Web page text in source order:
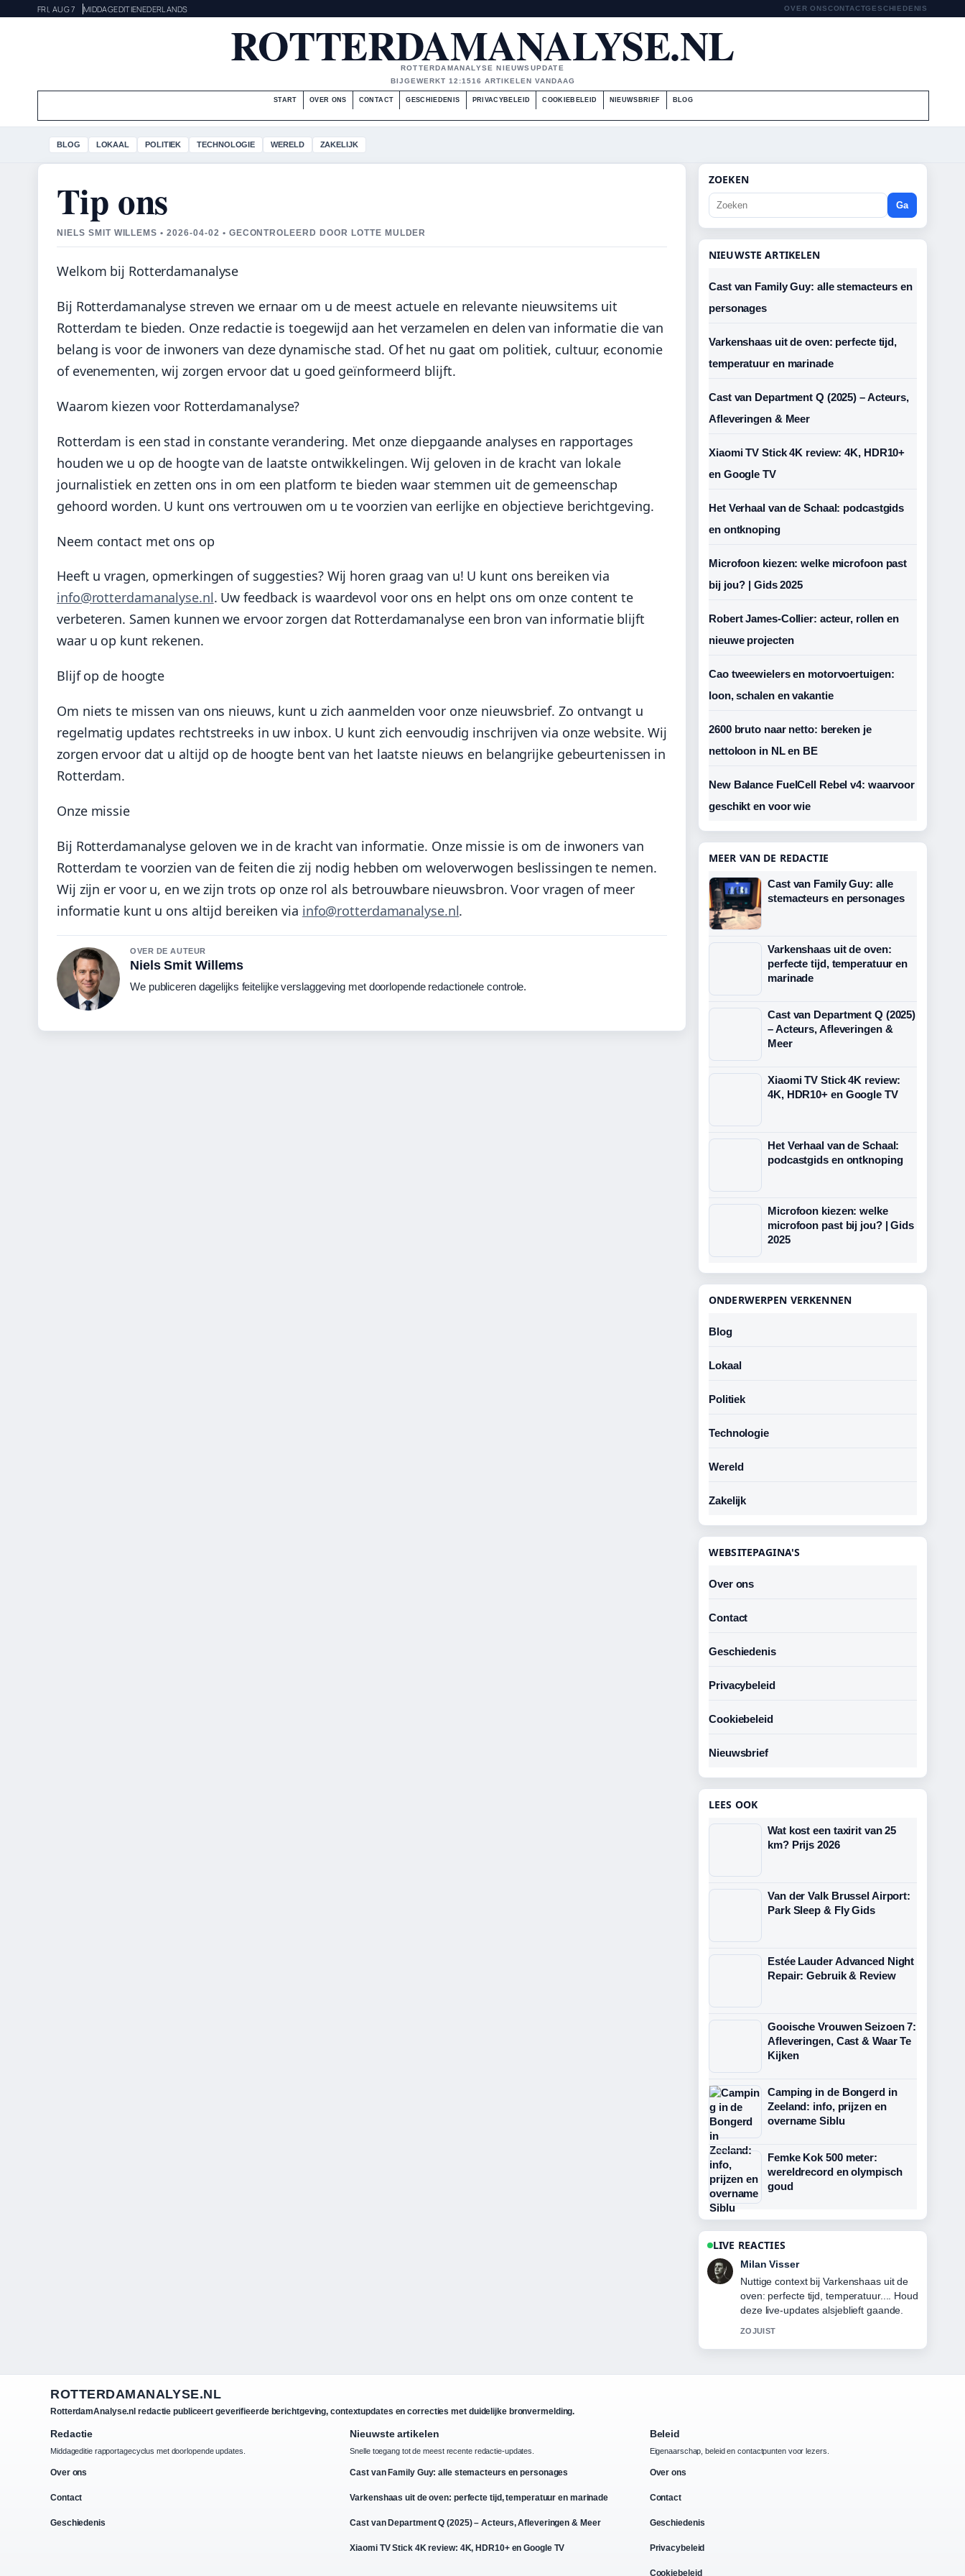
FRI, AUG 7 MIDDAGEDITIENEDERLANDS OVER ONSCONTACTGESCHIEDENIS
ROTTERDAMANALYSE.NL
ROTTERDAMANALYSE NIEUWSUPDATE
BIJGEWERKT 12:1516 ARTIKELEN VANDAAG
START OVER ONS CONTACT GESCHIEDENIS PRIVACYBELEID COOKIEBELEID NIEUWSBRIEF BLOG
BLOG LOKAAL POLITIEK TECHNOLOGIE WERELD ZAKELIJK
Tip ons
NIELS SMIT WILLEMS • 2026-04-02 • GECONTROLEERD DOOR LOTTE MULDER
Welkom bij Rotterdamanalyse
Bij Rotterdamanalyse streven we ernaar om u de meest actuele en relevante nieuwsitems uit
Rotterdam te bieden. Onze redactie is toegewijd aan het verzamelen en delen van informatie die van
belang is voor de inwoners van deze dynamische stad. Of het nu gaat om politiek, cultuur, economie
of evenementen, wij zorgen ervoor dat u goed geïnformeerd blijft.
Waarom kiezen voor Rotterdamanalyse?
Rotterdam is een stad in constante verandering. Met onze diepgaande analyses en rapportages
houden we u op de hoogte van de laatste ontwikkelingen. Wij geloven in de kracht van lokale
journalistiek en zetten ons in om een platform te bieden waar stemmen uit de gemeenschap
gehoord worden. U kunt ons vertrouwen om u te voorzien van eerlijke en objectieve berichtgeving.
Neem contact met ons op
Heeft u vragen, opmerkingen of suggesties? Wij horen graag van u! U kunt ons bereiken via
info@rotterdamanalyse.nl. Uw feedback is waardevol voor ons en helpt ons om onze content te
verbeteren. Samen kunnen we ervoor zorgen dat Rotterdamanalyse een bron van informatie blijft
waar u op kunt rekenen.
Blijf op de hoogte
Om niets te missen van ons nieuws, kunt u zich aanmelden voor onze nieuwsbrief. Zo ontvangt u
regelmatig updates rechtstreeks in uw inbox. U kunt zich eenvoudig inschrijven via onze website. Wij
zorgen ervoor dat u altijd op de hoogte bent van het laatste nieuws en belangrijke gebeurtenissen in
Rotterdam.
Onze missie
Bij Rotterdamanalyse geloven we in de kracht van informatie. Onze missie is om de inwoners van
Rotterdam te voorzien van de feiten die zij nodig hebben om weloverwogen beslissingen te nemen.
Wij zijn er voor u, en we zijn trots op onze rol als betrouwbare nieuwsbron. Voor vragen of meer
informatie kunt u ons altijd bereiken via info@rotterdamanalyse.nl.
OVER DE AUTEUR
Niels Smit Willems
We publiceren dagelijks feitelijke verslaggeving met doorlopende redactionele controle.
ZOEKEN
Ga
NIEUWSTE ARTIKELEN
Cast van Family Guy: alle stemacteurs en
personages
Varkenshaas uit de oven: perfecte tijd,
temperatuur en marinade
Cast van Department Q (2025) – Acteurs,
Afleveringen & Meer
Xiaomi TV Stick 4K review: 4K, HDR10+
en Google TV
Het Verhaal van de Schaal: podcastgids
en ontknoping
Microfoon kiezen: welke microfoon past
bij jou? | Gids 2025
Robert James-Collier: acteur, rollen en
nieuwe projecten
Cao tweewielers en motorvoertuigen:
loon, schalen en vakantie
2600 bruto naar netto: bereken je
nettoloon in NL en BE
New Balance FuelCell Rebel v4: waarvoor
geschikt en voor wie
MEER VAN DE REDACTIE
Cast van Family Guy: alle
stemacteurs en personages
Varkenshaas uit de oven:
perfecte tijd, temperatuur en
marinade
Cast van Department Q (2025)
– Acteurs, Afleveringen &
Meer
Xiaomi TV Stick 4K review:
4K, HDR10+ en Google TV
Het Verhaal van de Schaal:
podcastgids en ontknoping
Microfoon kiezen: welke
microfoon past bij jou? | Gids
2025
ONDERWERPEN VERKENNEN
Blog
Lokaal
Politiek
Technologie
Wereld
Zakelijk
WEBSITEPAGINA'S
Over ons
Contact
Geschiedenis
Privacybeleid
Cookiebeleid
Nieuwsbrief
LEES OOK
Wat kost een taxirit van 25
km? Prijs 2026
Van der Valk Brussel Airport:
Park Sleep & Fly Gids
Estée Lauder Advanced Night
Repair: Gebruik & Review
Gooische Vrouwen Seizoen 7:
Afleveringen, Cast & Waar Te
Kijken
Camping in de Bongerd in
Zeeland: info, prijzen en
overname Siblu
Femke Kok 500 meter:
wereldrecord en olympisch
goud
LIVE REACTIES
Nina Meijer
De berichtgeving over Cast van
Department Q (2025) &#8211;
Acteurs,... voelt solide en goed te
ROTTERDAMANALYSE.NL
Redactie Nieuwste artikelen Beleid